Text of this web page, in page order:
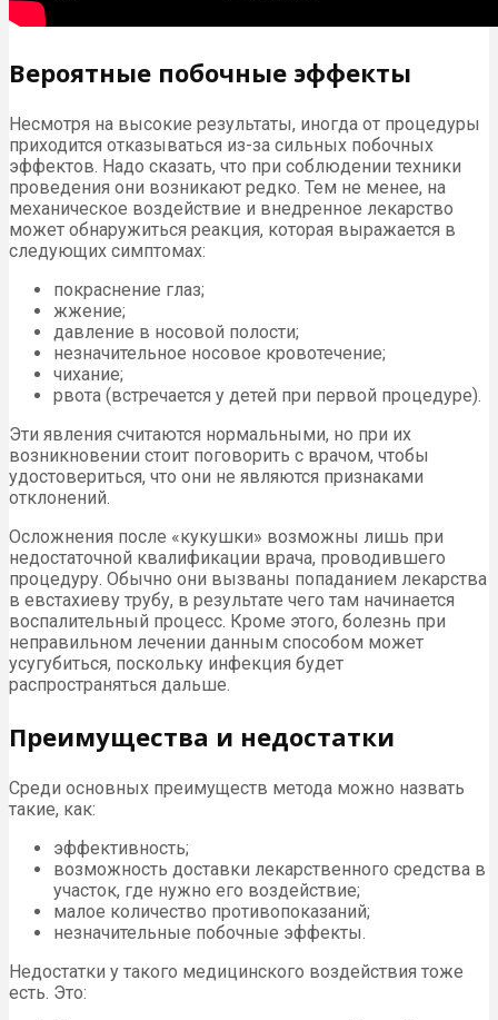
Вероятные побочные эффекты
Несмотря на высокие результаты, иногда от процедуры
приходится отказываться из-за сильных побочных
эффектов. Надо сказать, что при соблюдении техники
проведения они возникают редко. Тем не менее, на
механическое воздействие и внедренное лекарство
может обнаружиться реакция, которая выражается в
следующих симптомах:
покраснение глаз;
жжение;
давление в носовой полости;
незначительное носовое кровотечение;
чихание;
рвота (встречается у детей при первой процедуре).
Эти явления считаются нормальными, но при их
возникновении стоит поговорить с врачом, чтобы
удостовериться, что они не являются признаками
отклонений.
Осложнения после «кукушки» возможны лишь при
недостаточной квалификации врача, проводившего
процедуру. Обычно они вызваны попаданием лекарства
в евстахиеву трубу, в результате чего там начинается
воспалительный процесс. Кроме этого, болезнь при
неправильном лечении данным способом может
усугубиться, поскольку инфекция будет
распространяться дальше.
Преимущества и недостатки
Среди основных преимуществ метода можно назвать
такие, как:
эффективность;
возможность доставки лекарственного средства в
участок, где нужно его воздействие;
малое количество противопоказаний;
незначительные побочные эффекты.
Недостатки у такого медицинского воздействия тоже
есть. Это: